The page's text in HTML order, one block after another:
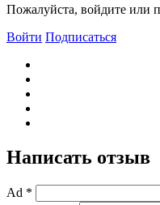
Пожалуйста, войдите или
Войти Подписаться
Написать отзыв
Ad *